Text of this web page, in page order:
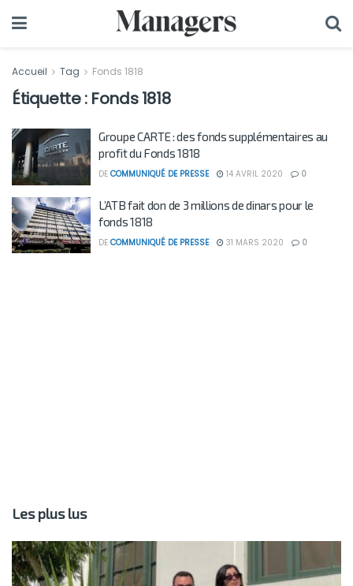
Accueil Tag Fonds 1818
Étiquette : Fonds 1818
Groupe CARTE : des fonds supplémentaires au
profit du Fonds 1818
DE COMMUNIQUÉ DE PRESSE 14 AVRIL 2020 0
L’ATB fait don de 3 millions de dinars pour le
fonds 1818
DE COMMUNIQUÉ DE PRESSE 31 MARS 2020 0
Les plus lus